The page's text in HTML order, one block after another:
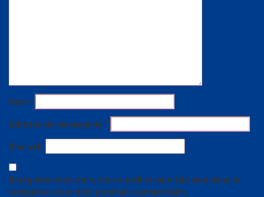
Nom *
Adresse de messagerie *
Site web
Enregistrer mon nom, mon e-mail et mon site web dans le
navigateur pour mon prochain commentaire.